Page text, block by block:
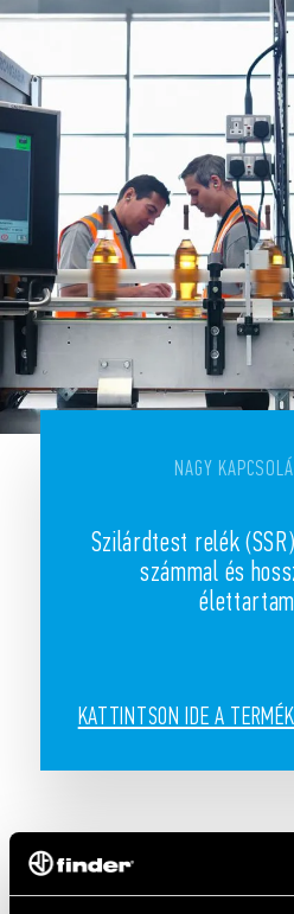
NAGY
Szilárdtest relék
számmal és
KATTINTSON IDE A